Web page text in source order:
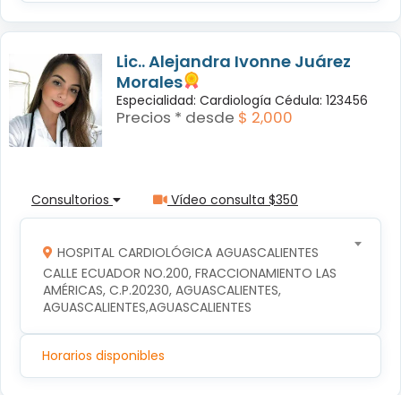
Lic.. Alejandra Ivonne Juárez
Morales
Especialidad: Cardiología Cédula: 123456
Precios * desde $ 2,000
Consultorios Vídeo consulta $350
HOSPITAL CARDIOLÓGICA AGUASCALIENTES
CALLE ECUADOR NO.200, FRACCIONAMIENTO LAS
AMÉRICAS, C.P.20230, AGUASCALIENTES,
AGUASCALIENTES,AGUASCALIENTES
Horarios disponibles